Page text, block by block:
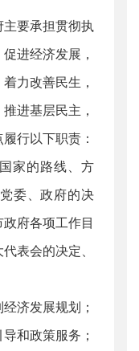
要承担贯彻执
进经济发展，
力改善民生，
进基层民主，
行以下职责：
家的路线、方
委、政府的决
府各项工作目
表会的决定、
济发展规划；
和政策服务；